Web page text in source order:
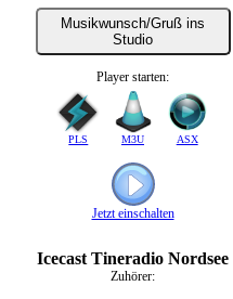
Musikwunsch/Gruß ins
Studio
Player starten:
PLS M3U ASX
Jetzt einschalten
Icecast Tineradio Nordsee
Zuhörer: